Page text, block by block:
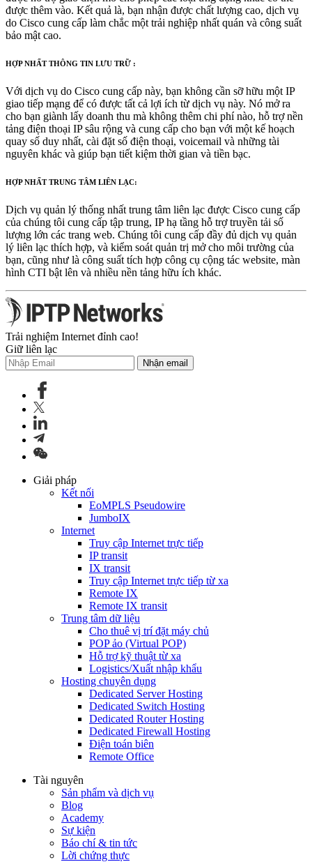
được thêm vào. Kết quả là, bạn nhận được chất lượng cao, dịch vụ
do Cisco cung cấp làm chắc một trải nghiệp nhất quán và công suất
bảo mật cao.
HỢP NHẤT THÔNG TIN LƯU TRỮ :
Với dịch vụ do Cisco cung cấp này, bạn không cần sỡ hữu một IP
giao tiếp mạng để có được tất cả lợi ích từ dịch vụ này. Nó mở ra
cho bạn giành lấy doanh thu mà không thêm chi phí nào, hỗ trợ nền
tảng điện thoại IP sâu rộng và cung cấp cho bạn với một kế hoạch
quay số duy nhất, cài đặt số điện thoại, voicemail và những tài
nguyên khác và giúp bạn tiết kiệm thời gian và tiền bạc.
HỢP NHẤT TRUNG TÂM LIÊN LẠC:
Dịch vụ quản lý thống nhất trung tâm liên lạc được Cisco cung cấp
của chúng tôi cung cấp tập trung, IP hạ tầng hỗ trợ truyền tải số
lượng lớn các trang web. Chúng tôi cung cấp đầy đủ dịch vụ quản
lý liên lạc thích hợp, và kiểm soát quản trị mở cho môi trường của
bạn, cũng như là công suất tích hợp công cụ cộng tác website, màn
hình CTI bật lên và nhiều nền tảng hữu ích khác.
Trải nghiệm Internet đỉnh cao!
Giữ liên lạc
Nhận email
Giải pháp
Kết nối
EoMPLS Pseudowire
JumboIX
Internet
Truy cập Internet trực tiếp
IP transit
IX transit
Truy cập Internet trực tiếp từ xa
Remote IX
Remote IX transit
Trung tâm dữ liệu
Cho thuê vị trí đặt máy chủ
POP ảo (Virtual POP)
Hỗ trợ kỹ thuật từ xa
Logistics/Xuất nhập khẩu
Hosting chuyên dụng
Dedicated Server Hosting
Dedicated Switch Hosting
Dedicated Router Hosting
Dedicated Firewall Hosting
Điện toán biên
Remote Office
Tài nguyên
Sản phẩm và dịch vụ
Blog
Academy
Sự kiện
Báo chí & tin tức
Lời chứng thực